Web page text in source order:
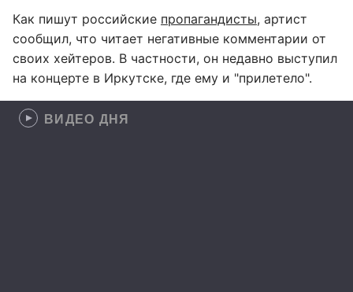
Как пишут российские пропагандисты, артист
сообщил, что читает негативные комментарии от
своих хейтеров. В частности, он недавно выступил
на концерте в Иркутске, где ему и "прилетело".
ВИДЕО ДНЯ